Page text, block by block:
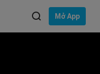
Mở App